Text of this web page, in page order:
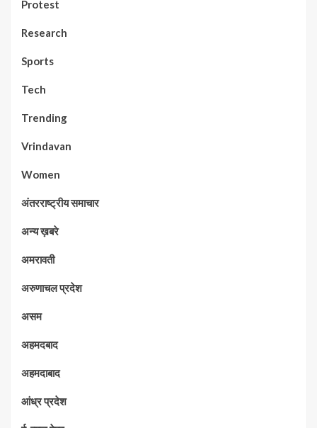
Protest
Research
Sports
Tech
Trending
Vrindavan
Women
अंतरराष्ट्रीय समाचार
अन्य ख़बरे
अमरावती
अरुणाचल प्रदेश
असम
अहमदबाद
अहमदाबाद
आंध्र प्रदेश